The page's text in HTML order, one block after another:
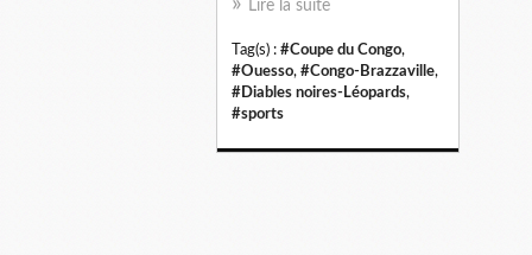
Lire la suite
Tag(s) : #Coupe du Congo,
#Ouesso, #Congo-Brazzaville,
#Diables noires-Léopards,
#sports